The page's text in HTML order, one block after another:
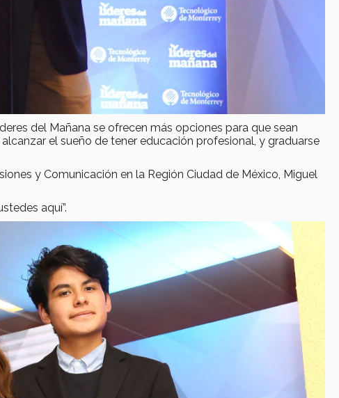
del Mañana se ofrecen más opciones para que sean
el sueño de tener educación profesional, y graduarse
y Comunicación en la Región Ciudad de México, Miguel
aquí”.